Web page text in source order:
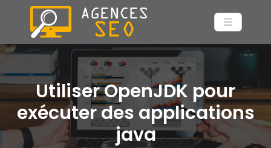
Utiliser OpenJDK pour
exécuter des applications
java